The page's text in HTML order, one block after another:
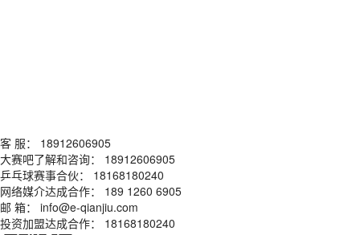
客 服： 18912606905
大赛吧了解和咨询： 18912606905
乒乓球赛事合伙： 18168180240
网络媒介达成合作： 189 1260 6905
邮 箱： info@e-qianjiu.com
投资加盟达成合作： 18168180240